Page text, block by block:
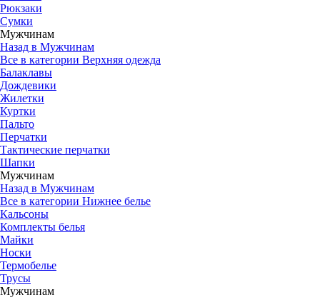
Рюкзаки
Сумки
Мужчинам
Назад в Мужчинам
Все в категории Верхняя одежда
Балаклавы
Дождевики
Жилетки
Куртки
Пальто
Перчатки
Тактические перчатки
Шапки
Мужчинам
Назад в Мужчинам
Все в категории Нижнее белье
Кальсоны
Комплекты белья
Майки
Носки
Термобелье
Трусы
Мужчинам